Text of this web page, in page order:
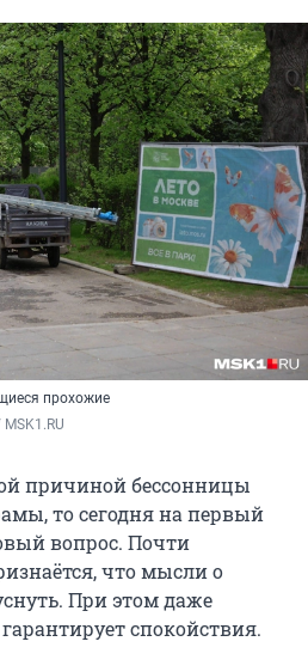
прохожие
причиной бессонницы
то сегодня на первый
вопрос. Почти
что мысли о
При этом даже
спокойствия.